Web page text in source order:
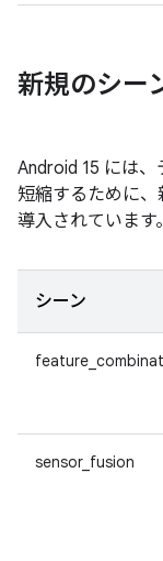
新規のシー
Android 15 には
短縮するために
導入されています。
シーン
sensor_fusion